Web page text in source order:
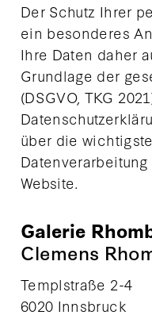
Der Schutz Ihrer
ein besonderes
Ihre Daten daher
Grundlage der
(DSGVO, TKG
über die
Website.
Galerie
Clemens
Templstraße 2-4
6020 Innsbruck